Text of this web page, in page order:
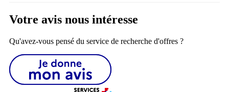
Votre avis nous intéresse
Qu'avez-vous pensé du service de recherche d'offres ?